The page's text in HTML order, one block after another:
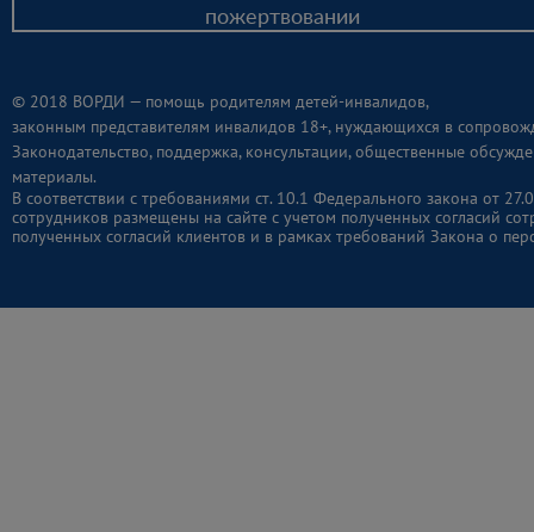
© 2018 ВОРДИ — помощь родителям детей-инвалидов,
законным представителям инвалидов 18+, нуждающихся в
Законодательство, поддержка, консультации, общественные
материалы.
пожертвовании
В соответствии с требованиями ст. 10.1 Федерального закона от
сотрудников размещены на сайте с учетом полученных согласий
полученных согласий клиентов и в рамках требований Закона о